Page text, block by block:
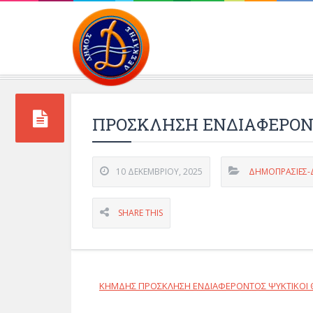
ΠΡΟΣΚΛΗΣΗ
10 ΔΕΚΕΜΒΡΊΟΥ, 2025 ΔΗΜΟΠΡΑΣΙΕΣ-
SHARE THIS
ΚΗΜΔΗΣ ΠΡΟΣΚΛΗΣΗ ΕΝΔΙΑΦΕΡΟΝΤΟΣ ΨΥΚΤΙΚΟΙ